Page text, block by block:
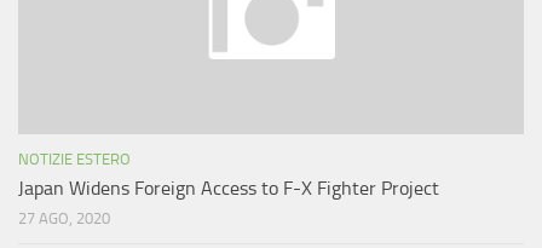
NOTIZIE ESTERO
Japan Widens Foreign Access to F-X Fighter Project
27 AGO, 2020